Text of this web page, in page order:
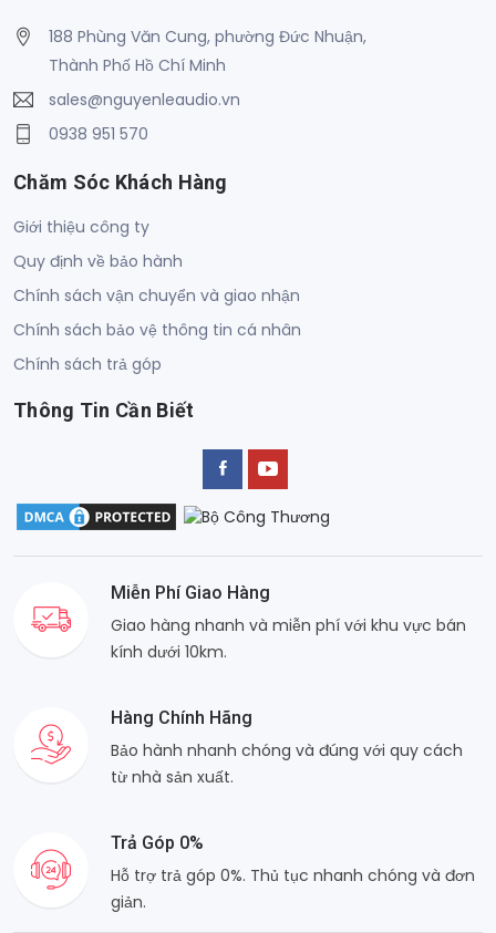
188 Phùng Văn Cung, phường Đức Nhuận,
Thành Phố Hồ Chí Minh
sales@nguyenleaudio.vn
0938 951 570
Chăm Sóc Khách Hàng
Giới thiệu công ty
Quy định về bảo hành
Chính sách vận chuyển và giao nhận
Chính sách bảo vệ thông tin cá nhân
Chính sách trả góp
Thông Tin Cần Biết
Miễn Phí Giao Hàng
Giao hàng nhanh và miễn phí với khu vực bán
kính dưới 10km.
Hàng Chính Hãng
Bảo hành nhanh chóng và đúng với quy cách
từ nhà sản xuất.
Trả Góp 0%
Hỗ trợ trả góp 0%. Thủ tục nhanh chóng và đơn
giản.